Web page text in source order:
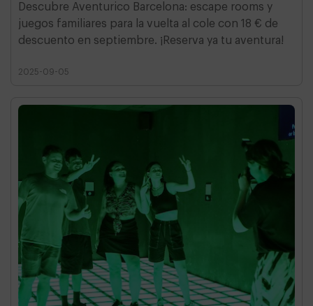
Descubre Aventurico Barcelona: escape rooms y
juegos familiares para la vuelta al cole con 18 € de
descuento en septiembre. ¡Reserva ya tu aventura!
2025-09-05